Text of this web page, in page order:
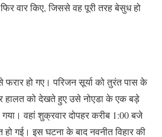
वार किए, जिससे वह पूरी तरह बेसुध हो
फरार हो गए। परिजन सूर्या को तुरंत पास के
हालत को देखते हुए उसे नोएडा के एक बड़े
वहां शुक्रवार दोपहर करीब 1:00 बजे
हो गई। इस घटना के बाद नवनीत विहार की